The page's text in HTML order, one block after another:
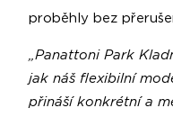
proběhly bez
„Panattoni Park
jak náš flexibilní
přináší konkrétní a